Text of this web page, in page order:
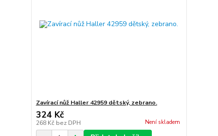
Zavírací nůž Haller 42959 dětský, zebrano.
324 Kč
268 Kč bez DPH Není skladem